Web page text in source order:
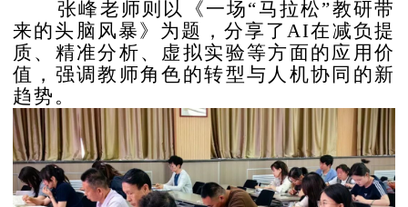
张峰老师则以《一场“马拉松”教研带
来的头脑风暴》为题，分享了AI在减负提
质、精准分析、虚拟实验等方面的应用价
值，强调教师角色的转型与人机协同的新
趋势。